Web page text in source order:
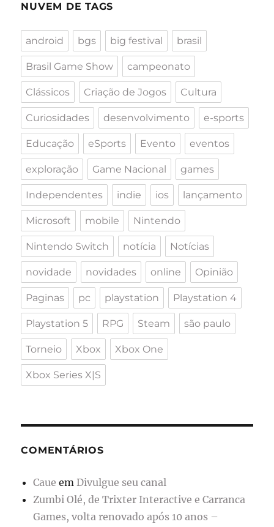
NUVEM DE TAGS
android bgs big festival brasil
Brasil Game Show campeonato
Clássicos Criação de Jogos Cultura
Curiosidades desenvolvimento e-sports
Educação eSports Evento eventos
exploração Game Nacional games
Independentes indie ios lançamento
Microsoft mobile Nintendo
Nintendo Switch notícia Notícias
novidade novidades online Opinião
Paginas pc playstation Playstation 4
Playstation 5 RPG Steam são paulo
Torneio Xbox Xbox One
Xbox Series X|S
COMENTÁRIOS
Caue emDivulgue seu canal
Zumbi Olé, de Trixter Interactive e Carranca
Games, volta renovado após 10 anos –